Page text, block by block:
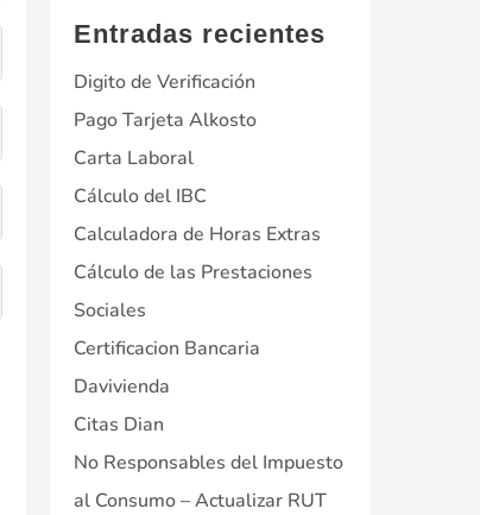
Entradas recientes
Digito de Verificación
Pago Tarjeta Alkosto
Carta Laboral
Cálculo del IBC
Calculadora de Horas Extras
Cálculo de las Prestaciones
Sociales
Certificacion Bancaria
Davivienda
Citas Dian
No Responsables del Impuesto
al Consumo – Actualizar RUT